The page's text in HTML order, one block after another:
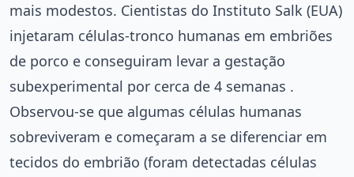
mais modestos. Cientistas do Instituto Salk (EUA)
injetaram células-tronco humanas em embriões
de porco e conseguiram levar a gestação
subexperimental por cerca de 4 semanas .
Observou-se que algumas células humanas
sobreviveram e começaram a se diferenciar em
tecidos do embrião (foram detectadas células